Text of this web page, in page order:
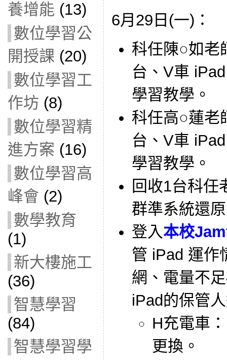
養增能 (13)
數位學習公
開授課 (20)
數位學習工
作坊 (8)
數位學習精
進方案 (16)
數位學習高
峰會 (2)
數學教育
(1)
新大樓施工
(36)
智慧學習
(84)
智慧學習學
6月29日(一)：
科任陳○如老
台、V車
學習教學。
科任高○蓮老
台、V車
學習教學。
回收1台科任
群準系統還
登入本校
管 iPad 運作
網、電量不
iPad的保管
H充電車
更換。